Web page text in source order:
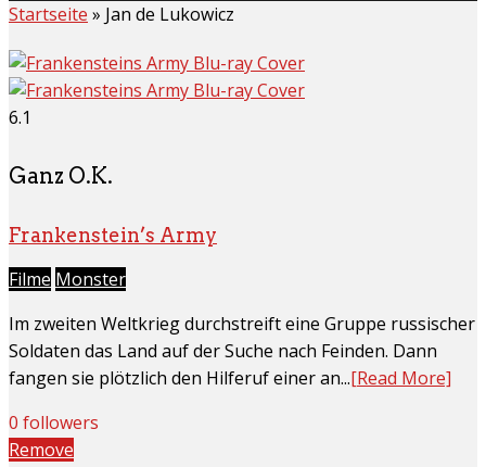
Startseite » Jan de Lukowicz
6.1
Ganz O.K.
Frankenstein’s Army
Filme Monster
Im zweiten Weltkrieg durchstreift eine Gruppe russischer
Soldaten das Land auf der Suche nach Feinden. Dann
fangen sie plötzlich den Hilferuf einer an...[Read More]
0 followers
Remove